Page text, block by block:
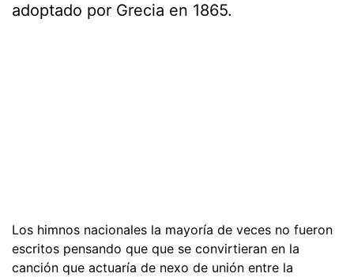
adoptado por Grecia en 1865.
Los himnos nacionales la mayoría de veces no fueron
escritos pensando que que se convirtieran en la
canción que actuaría de nexo de unión entre la